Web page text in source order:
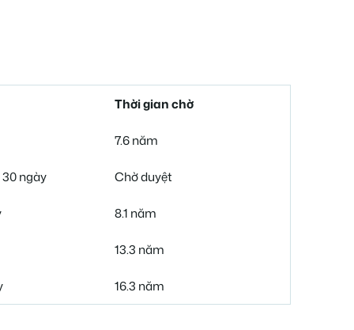
Thời gian chờ
7.6 năm
ngày Chờ duyệt
8.1 năm
13.3 năm
16.3 năm